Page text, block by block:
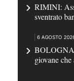
RIMINI:
sventrato
6 AGOSTO
giovane